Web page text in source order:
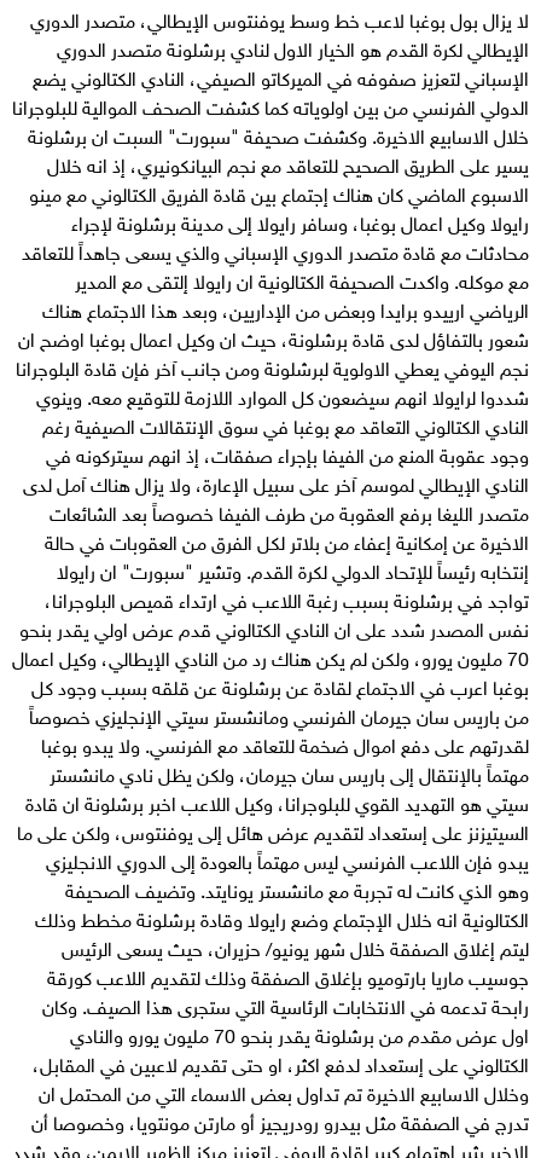
لا يزال بول بوغبا لاعب خط وسط يوفنتوس الإيطالي، متصدر الدوري
الإيطالي لكرة القدم هو الخيار الاول لنادي برشلونة متصدر الدوري
الإسباني لتعزيز صفوفه في الميركاتو الصيفي، النادي الكتالوني يضع
الدولي الفرنسي من بين اولوياته كما كشفت الصحف الموالية للبلوجرانا
خلال الاسابيع الاخيرة. وكشفت صحيفة "سبورت" السبت ان برشلونة
يسير على الطريق الصحيح للتعاقد مع نجم البيانكونيري، إذ انه خلال
الاسبوع الماضي كان هناك إجتماع بين قادة الفريق الكتالوني مع مينو
رايولا وكيل اعمال بوغبا، وسافر رايولا إلى مدينة برشلونة لإجراء
محادثات مع قادة متصدر الدوري الإسباني والذي يسعى جاهداً للتعاقد
مع موكله. واكدت الصحيفة الكتالونية ان رايولا إلتقى مع المدير
الرياضي ارييدو برايدا وبعض من الإداريين، وبعد هذا الاجتماع هناك
شعور بالتفاؤل لدى قادة برشلونة، حيث ان وكيل اعمال بوغبا اوضح ان
نجم اليوفي يعطي الاولوية لبرشلونة ومن جانب آخر فإن قادة البلوجرانا
شددوا لرايولا انهم سيضعون كل الموارد اللازمة للتوقيع معه. وينوي
النادي الكتالوني التعاقد مع بوغبا في سوق الإنتقالات الصيفية رغم
وجود عقوبة المنع من الفيفا بإجراء صفقات، إذ انهم سيتركونه في
النادي الإيطالي لموسم آخر على سبيل الإعارة، ولا يزال هناك آمل لدى
متصدر الليغا برفع العقوبة من طرف الفيفا خصوصاً بعد الشائعات
الاخيرة عن إمكانية إعفاء من بلاتر لكل الفرق من العقوبات في حالة
إنتخابه رئيساً للإتحاد الدولي لكرة القدم. وتشير "سبورت" ان رايولا
تواجد في برشلونة بسبب رغبة اللاعب في ارتداء قميص البلوجرانا،
نفس المصدر شدد على ان النادي الكتالوني قدم عرض اولي يقدر بنحو
70 مليون يورو، ولكن لم يكن هناك رد من النادي الإيطالي، وكيل اعمال
بوغبا اعرب في الاجتماع لقادة عن برشلونة عن قلقه بسبب وجود كل
من باريس سان جيرمان الفرنسي ومانشستر سيتي الإنجليزي خصوصاً
لقدرتهم على دفع اموال ضخمة للتعاقد مع الفرنسي. ولا يبدو بوغبا
مهتماً بالإنتقال إلى باريس سان جيرمان، ولكن يظل نادي مانشستر
سيتي هو التهديد القوي للبلوجرانا، وكيل اللاعب اخبر برشلونة ان قادة
السيتيزنز على إستعداد لتقديم عرض هائل إلى يوفنتوس، ولكن على ما
يبدو فإن اللاعب الفرنسي ليس مهتماً بالعودة إلى الدوري الانجليزي
وهو الذي كانت له تجربة مع مانشستر يونايتد. وتضيف الصحيفة
الكتالونية انه خلال الإجتماع وضع رايولا وقادة برشلونة مخطط وذلك
ليتم إغلاق الصفقة خلال شهر يونيو/ حزيران، حيث يسعى الرئيس
جوسيب ماريا بارتوميو بإغلاق الصفقة وذلك لتقديم اللاعب كورقة
رابحة تدعمه في الانتخابات الرئاسية التي ستجرى هذا الصيف. وكان
اول عرض مقدم من برشلونة يقدر بنحو 70 مليون يورو والنادي
الكتالوني على إستعداد لدفع اكثر، او حتى تقديم لاعبين في المقابل،
وخلال الاسابيع الاخيرة تم تداول بعض الاسماء التي من المحتمل ان
تدرج في الصفقة مثل بيدرو رودريجيز أو مارتن مونتويا، وخصوصا أن
الاخير يثير إهتمام كبير لقادة اليوفي لتعزيز مركز الظهير الايمن، وقد شدد